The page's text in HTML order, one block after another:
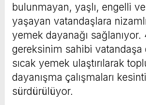
bulunmayan, yaşlı, engelli ve
yaşayan vatandaşlara
yemek dayanağı sağlanıyor.
gereksinim sahibi vatandaşa
sıcak yemek ulaştırılarak
dayanışma çalışmaları
sürdürülüyor.